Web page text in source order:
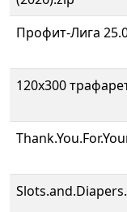
Профит-Лига
120х300